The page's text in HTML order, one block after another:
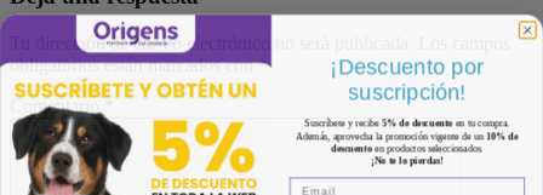
Tu dirección de correo electrónico no será publicada.
obligatorios están marcados con*
Comentario
¡Descuento por
suscripción!
Suscríbete y recibe5% de descuento en tu compra.
Además, aprovecha la promoción vigente de un 10% de
descuentoen productos seleccionados.
¡No te lo pierdas!